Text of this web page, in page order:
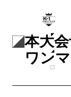
K-
1
ア
マ
チ
第63
本大
ワン